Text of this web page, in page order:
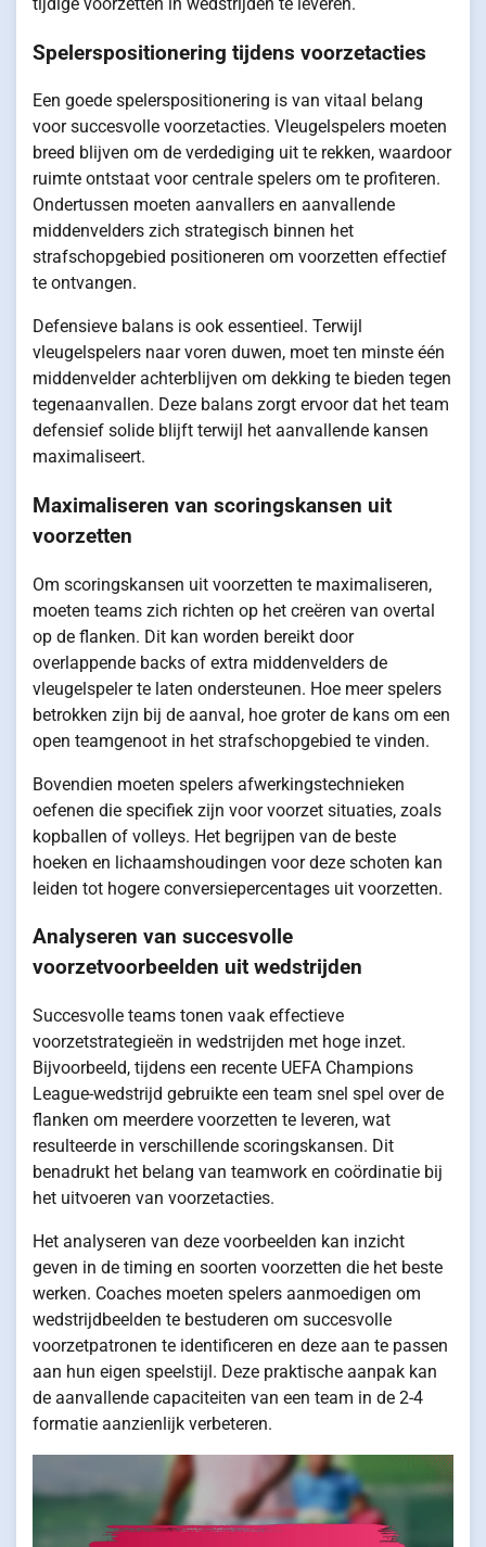
Spelerspositionering tijdens voorzetacties
Een goede spelerspositionering is van vitaal belang
voor succesvolle voorzetacties. Vleugelspelers moeten
breed blijven om de verdediging uit te rekken, waardoor
ruimte ontstaat voor centrale spelers om te profiteren.
Ondertussen moeten aanvallers en aanvallende
middenvelders zich strategisch binnen het
strafschopgebied positioneren om voorzetten effectief
te ontvangen.
Defensieve balans is ook essentieel. Terwijl
vleugelspelers naar voren duwen, moet ten minste één
middenvelder achterblijven om dekking te bieden tegen
tegenaanvallen. Deze balans zorgt ervoor dat het team
defensief solide blijft terwijl het aanvallende kansen
maximaliseert.
Maximaliseren van scoringskansen uit
voorzetten
Om scoringskansen uit voorzetten te maximaliseren,
moeten teams zich richten op het creëren van overtal
op de flanken. Dit kan worden bereikt door
overlappende backs of extra middenvelders de
vleugelspeler te laten ondersteunen. Hoe meer spelers
betrokken zijn bij de aanval, hoe groter de kans om een
open teamgenoot in het strafschopgebied te vinden.
Bovendien moeten spelers afwerkingstechnieken
oefenen die specifiek zijn voor voorzet situaties, zoals
kopballen of volleys. Het begrijpen van de beste
hoeken en lichaamshoudingen voor deze schoten kan
leiden tot hogere conversiepercentages uit voorzetten.
Analyseren van succesvolle
voorzetvoorbeelden uit wedstrijden
Succesvolle teams tonen vaak effectieve
voorzetstrategieën in wedstrijden met hoge inzet.
Bijvoorbeeld, tijdens een recente UEFA Champions
League-wedstrijd gebruikte een team snel spel over de
flanken om meerdere voorzetten te leveren, wat
resulteerde in verschillende scoringskansen. Dit
benadrukt het belang van teamwork en coördinatie bij
het uitvoeren van voorzetacties.
Het analyseren van deze voorbeelden kan inzicht
geven in de timing en soorten voorzetten die het beste
werken. Coaches moeten spelers aanmoedigen om
wedstrijdbeelden te bestuderen om succesvolle
voorzetpatronen te identificeren en deze aan te passen
aan hun eigen speelstijl. Deze praktische aanpak kan
de aanvallende capaciteiten van een team in de 2-4
formatie aanzienlijk verbeteren.